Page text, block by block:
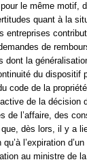
le même motif,
quant à la
entreprises
de
dont la
du dispositif
code de la
de la décision
de l’affaire, des
dès lors, il y a
l’expiration
au ministre de